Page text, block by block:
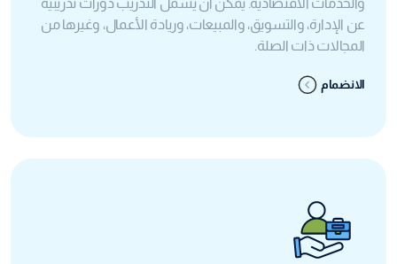
والخدمات الاقتصادية. يمكن أن يشمل التدريب دورات تدريبية
عن الإدارة، والتسويق، والمبيعات، وريادة الأعمال، وغيرها من
المجالات ذات الصلة.
الانضمام